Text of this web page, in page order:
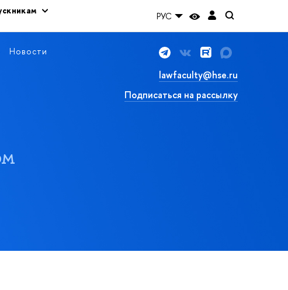
РУС
Новости
lawfaculty@hse.ru
Подписаться на рассылку